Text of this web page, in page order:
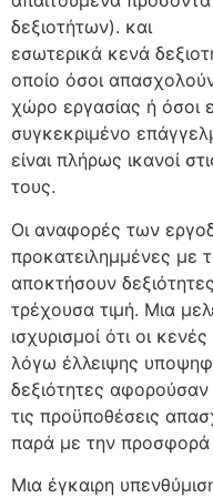
δεξιοτήτων). και
εσωτερικά κενά
οποίο όσοι
χώρο εργασίας ή όσοι
συγκεκριμένο
είναι πλήρως ικανοί
τους.
Οι αναφορές των
προκατειλημμένες με
αποκτήσουν
τρέχουσα τιμή. Μια
ισχυρισμοί ότι οι
λόγω έλλειψης
δεξιότητες
τις προϋποθέσεις
παρά με την προσφορά
Μια έγκαιρη